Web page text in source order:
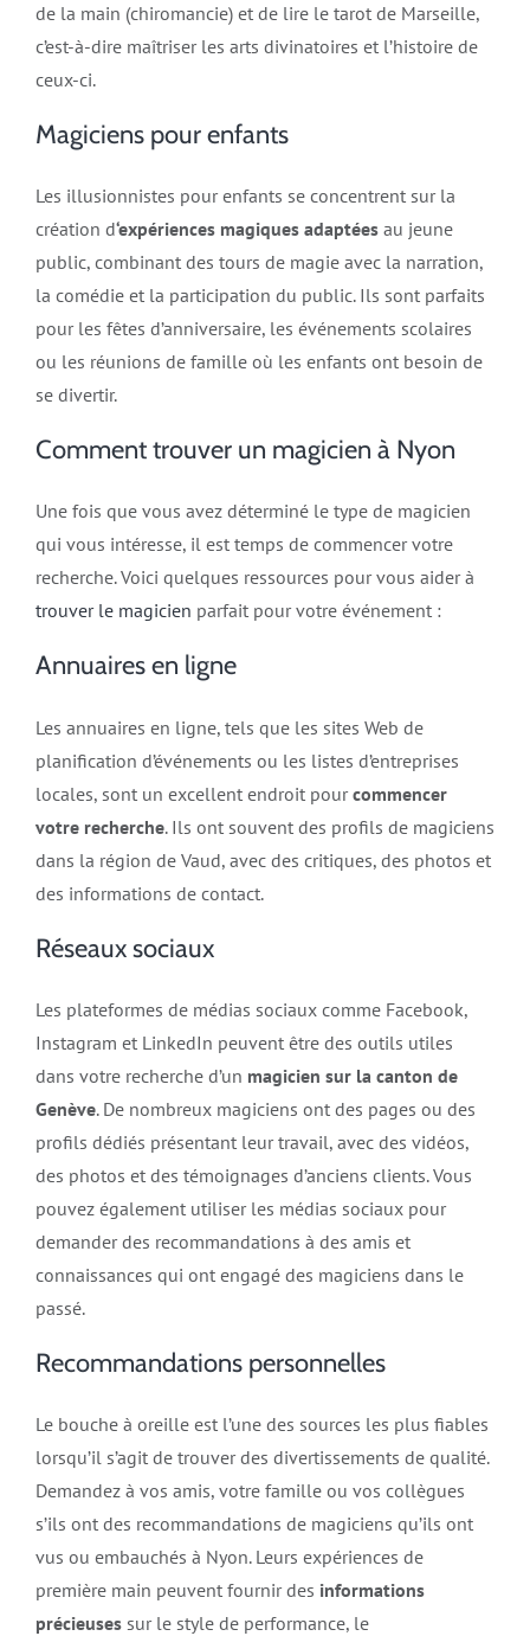
de la main (chiromancie) et de lire le tarot de Marseille,
c’est-à-dire maîtriser les arts divinatoires et l’histoire de
ceux-ci.
Magiciens pour enfants
Les illusionnistes pour enfants se concentrent sur la
création d‘expériences magiques adaptées au jeune
public, combinant des tours de magie avec la narration,
la comédie et la participation du public. Ils sont parfaits
pour les fêtes d’anniversaire, les événements scolaires
ou les réunions de famille où les enfants ont besoin de
se divertir.
Comment trouver un magicien à Nyon
Une fois que vous avez déterminé le type de magicien
qui vous intéresse, il est temps de commencer votre
recherche. Voici quelques ressources pour vous aider à
trouver le magicien parfait pour votre événement :
Annuaires en ligne
Les annuaires en ligne, tels que les sites Web de
planification d’événements ou les listes d’entreprises
locales, sont un excellent endroit pourcommencer
votre recherche. Ils ont souvent des profils de magiciens
dans la région de Vaud, avec des critiques, des photos et
des informations de contact.
Réseaux sociaux
Les plateformes de médias sociaux comme Facebook,
Instagram et LinkedIn peuvent être des outils utiles
dans votre recherche d’un magicien sur la canton de
Genève. De nombreux magiciens ont des pages ou des
profils dédiés présentant leur travail, avec des vidéos,
des photos et des témoignages d’anciens clients. Vous
pouvez également utiliser les médias sociaux pour
demander des recommandations à des amis et
connaissances qui ont engagé des magiciens dans le
passé.
Recommandations personnelles
Le bouche à oreille est l’une des sources les plus fiables
lorsqu’il s’agit de trouver des divertissements de qualité.
Demandez à vos amis, votre famille ou vos collègues
s’ils ont des recommandations de magiciens qu’ils ont
vus ou embauchés à Nyon. Leurs expériences de
première main peuvent fournir des informations
précieuses sur le style de performance, le